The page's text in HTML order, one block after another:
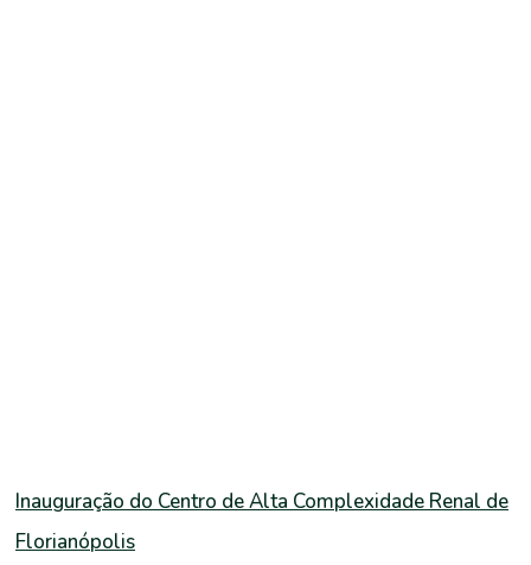
Inauguração do Centro de Alta Complexidade Renal de
Florianópolis